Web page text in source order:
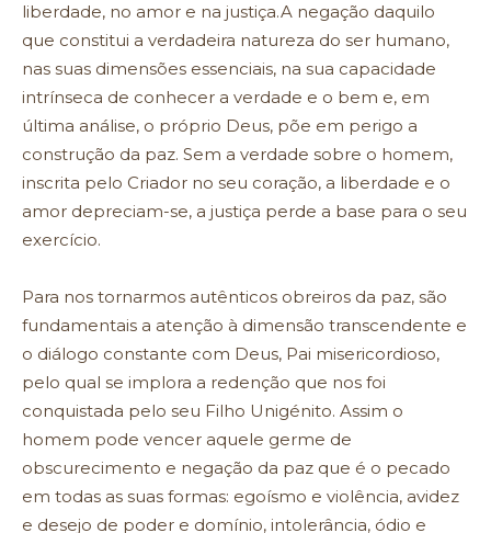
liberdade, no amor e na justiça.A negação daquilo
que constitui a verdadeira natureza do ser humano,
nas suas dimensões essenciais, na sua capacidade
intrínseca de conhecer a verdade e o bem e, em
última análise, o próprio Deus, põe em perigo a
construção da paz. Sem a verdade sobre o homem,
inscrita pelo Criador no seu coração, a liberdade e o
amor depreciam-se, a justiça perde a base para o seu
exercício.
Para nos tornarmos autênticos obreiros da paz, são
fundamentais a atenção à dimensão transcendente e
o diálogo constante com Deus, Pai misericordioso,
pelo qual se implora a redenção que nos foi
conquistada pelo seu Filho Unigénito. Assim o
homem pode vencer aquele germe de
obscurecimento e negação da paz que é o pecado
em todas as suas formas: egoísmo e violência, avidez
e desejo de poder e domínio, intolerância, ódio e